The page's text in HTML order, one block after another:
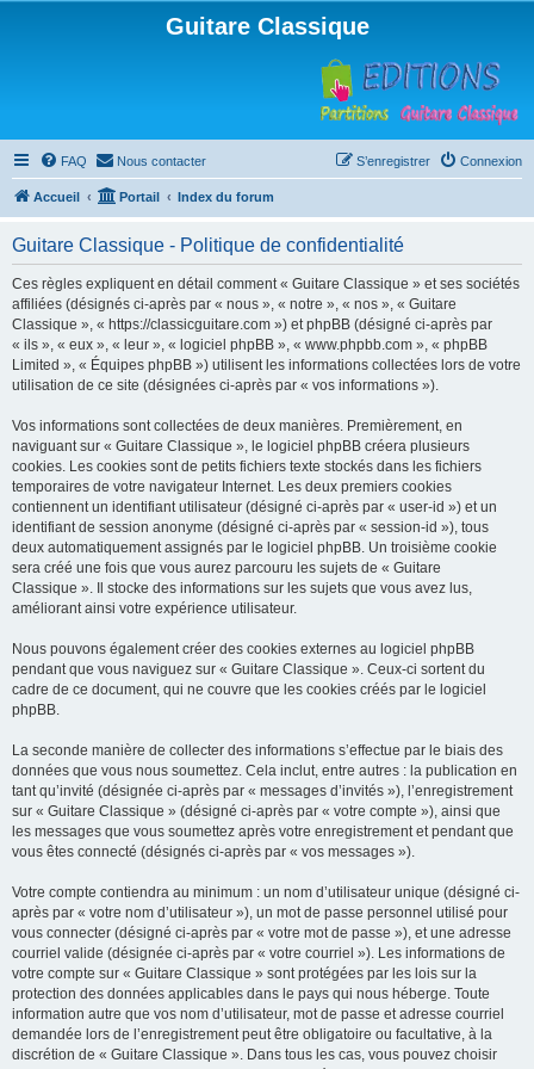
Guitare Classique
FAQ Nous contacter Connexion
S’enregistrer
Accueil Portail Index du forum
Guitare Classique - Politique de confidentialité
Ces règles expliquent en détail comment « Guitare Classique » et ses sociétés
affiliées (désignés ci-après par « nous », « notre », « nos », « Guitare
Classique », « https://classicguitare.com ») et phpBB (désigné ci-après par
« ils », « eux », « leur », « logiciel phpBB », « www.phpbb.com », « phpBB
Limited », « Équipes phpBB ») utilisent les informations collectées lors de votre
utilisation de ce site (désignées ci-après par « vos informations »).
Vos informations sont collectées de deux manières. Premièrement, en
naviguant sur « Guitare Classique », le logiciel phpBB créera plusieurs
cookies. Les cookies sont de petits fichiers texte stockés dans les fichiers
temporaires de votre navigateur Internet. Les deux premiers cookies
contiennent un identifiant utilisateur (désigné ci-après par « user-id ») et un
identifiant de session anonyme (désigné ci-après par « session-id »), tous
deux automatiquement assignés par le logiciel phpBB. Un troisième cookie
sera créé une fois que vous aurez parcouru les sujets de « Guitare
Classique ». Il stocke des informations sur les sujets que vous avez lus,
améliorant ainsi votre expérience utilisateur.
Nous pouvons également créer des cookies externes au logiciel phpBB
pendant que vous naviguez sur « Guitare Classique ». Ceux-ci sortent du
cadre de ce document, qui ne couvre que les cookies créés par le logiciel
phpBB.
La seconde manière de collecter des informations s’effectue par le biais des
données que vous nous soumettez. Cela inclut, entre autres : la publication en
tant qu’invité (désignée ci-après par « messages d’invités »), l’enregistrement
sur « Guitare Classique » (désigné ci-après par « votre compte »), ainsi que
les messages que vous soumettez après votre enregistrement et pendant que
vous êtes connecté (désignés ci-après par « vos messages »).
Votre compte contiendra au minimum : un nom d’utilisateur unique (désigné ci-
après par « votre nom d’utilisateur »), un mot de passe personnel utilisé pour
vous connecter (désigné ci-après par « votre mot de passe »), et une adresse
courriel valide (désignée ci-après par « votre courriel »). Les informations de
votre compte sur « Guitare Classique » sont protégées par les lois sur la
protection des données applicables dans le pays qui nous héberge. Toute
information autre que vos nom d’utilisateur, mot de passe et adresse courriel
demandée lors de l’enregistrement peut être obligatoire ou facultative, à la
discrétion de « Guitare Classique ». Dans tous les cas, vous pouvez choisir